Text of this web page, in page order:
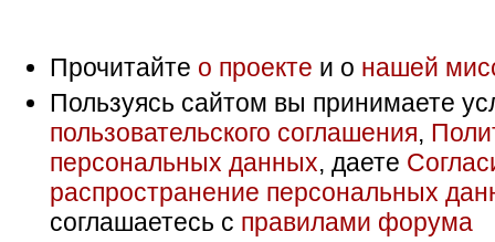
Прочитайте о проекте и о нашей
Пользуясь сайтом вы принимаете
пользовательского соглашения,
персональных данных, даете
распространение персональных
соглашаетесь с правилами форума